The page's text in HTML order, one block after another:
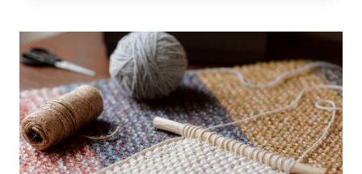
MONTESSORI
SON
ENFANT ?